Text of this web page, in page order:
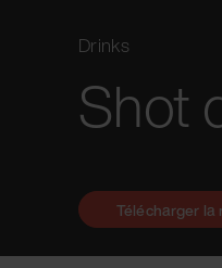
Drinks
Shot
Télécharger la